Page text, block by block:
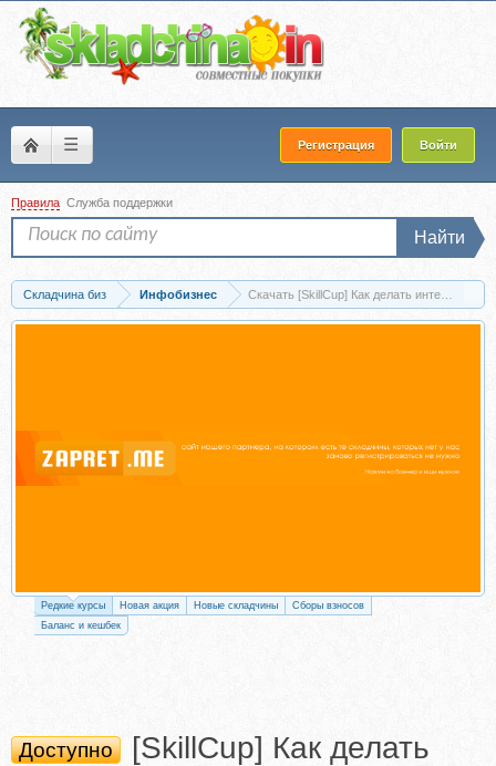
☰ Регистрация Войти
Правила Служба поддержки
Найти
Складчина биз Инфобизнес Скачать [SkillCup] Как делать интересные
Редкие курсы Новая акция Новые складчины
Сборы взносов
Баланс и кешбек
Доступно
[SkillCup] Как делать